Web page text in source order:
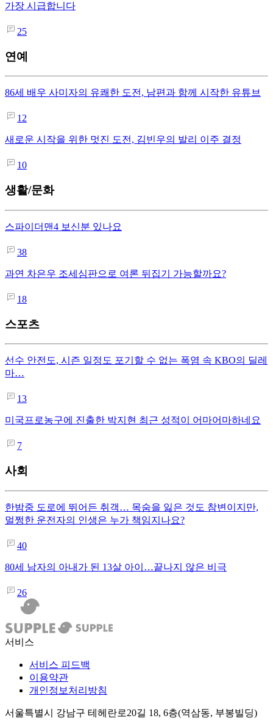
가장 시급합니다
25
연예
86세 배우 사미자의 유쾌한 도전, 남편과 함께 시작한 유튜브
12
새로운 시작을 위한 멋진 도전, 김빈우의 발리 이주 결정
10
생활/문화
스파이더맨4 보신분 있나요
38
과연 차은우 조세심판으로 여론 뒤집기 가능할까요?
18
스포츠
선수 안전도, 시즌 일정도 포기할 수 없는 폭염 속 KBO의 딜레
마…
13
미국프로농구에 진출한 박지현 최근 성적이 어마어마하네요
7
사회
한밤중 도로에 뛰어든 취객… 목숨을 잃은 것도 참변이지만,
멀쩡한 운전자의 인생은 누가 책임지나요?
40
80세 남자의 아내가 된 13살 아이…끝나지 않은 비극
26
서비스
서비스 피드백
이용약관
개인정보처리방침
서울특별시 강남구 테헤란로20길 18, 6층(역삼동, 부봉빌딩)